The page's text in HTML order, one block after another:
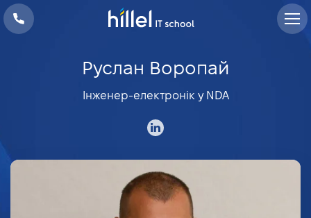
Руслан Воропай
Інженер-електронік у NDA